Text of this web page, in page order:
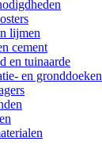
lijmen
cement
en tuinaarde
en gronddoeken